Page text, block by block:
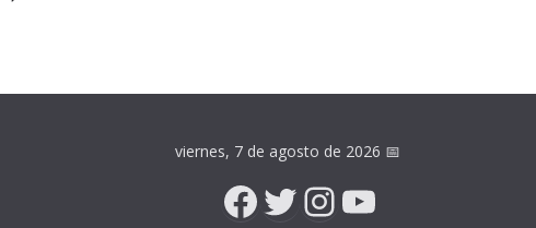
viernes, 7 de agosto de 2026 📅
Facebook
Twitter
Instagram
YouTube